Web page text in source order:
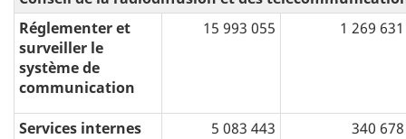
Réglementer et
surveiller le
système de
communication
15 993 055 1 269 631
Services internes 5 083 443 340 678